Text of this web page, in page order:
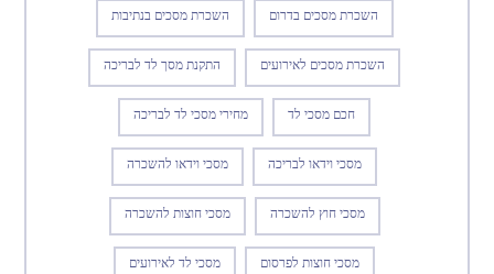
השכרת מסכים בדרום השכרת מסכים בנתיבות
השכרת מסכים לאירועים התקנת מסך לד לבריכה
חכם מסכי לד מחירי מסכי לד לבריכה
מסכי וידאו לבריכה מסכי וידאו להשכרה
מסכי חוץ להשכרה מסכי חוצות להשכרה
מסכי חוצות לפרסום מסכי לד לאירועים